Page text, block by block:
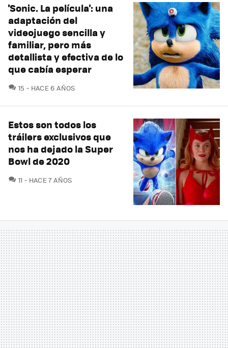
'Sonic. La película': una
adaptación del
videojuego sencilla y
familiar, pero más
detallista y efectiva de lo
que cabía esperar
15 COMENTARIOS
HACE 6 AÑOS
Estos son todos los
tráilers exclusivos que
nos ha dejado la Super
Bowl de 2020
11 COMENTARIOS
HACE 7 AÑOS